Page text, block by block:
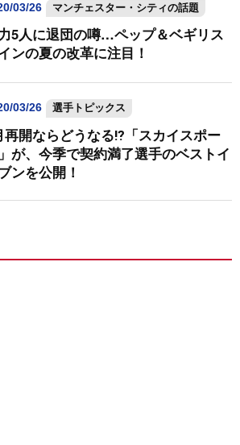
03/26 マンチェスター・シティの話題
5人に退団の噂…ペップ＆ベギリス
ンの夏の改革に注目！
03/26 選手トピックス
再開ならどうなる⁉「スカイスポー
が、今季で契約満了選手のベストイ
ンを公開！